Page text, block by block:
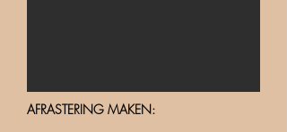
AFRASTERING MAKEN: